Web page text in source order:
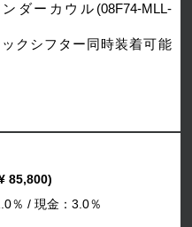
ダーカウル(08F74-MLL-
クシフター同時装着可能
85,800)
％ / 現金：3.0％